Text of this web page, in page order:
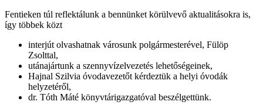
Fentieken túl reflektálunk a bennünket körülvevő aktualitásokra is,
így többek közt
interjút olvashatnak városunk polgármesterével, Fülöp
Zsolttal,
utánajártunk a szennyvízelvezetés lehetőségeinek,
Hajnal Szilvia óvodavezetőt kérdeztük a helyi óvodák
helyzetéről,
dr. Tóth Máté könyvtárigazgatóval beszélgettünk.